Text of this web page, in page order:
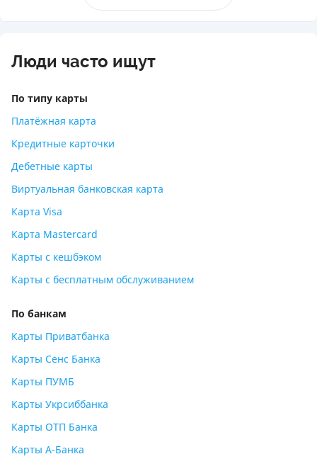
Люди часто ищут
По типу карты
Платёжная карта
Кредитные карточки
Дебетные карты
Виртуальная банковская карта
Карта Visa
Карта Mastercard
Карты с кешбэком
Карты с бесплатным обслуживанием
По банкам
Карты Приватбанка
Карты Сенс Банка
Карты ПУМБ
Карты Укрсиббанка
Карты ОТП Банка
Карты А-Банка